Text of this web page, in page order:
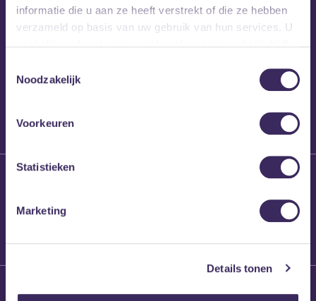
informatie die u aan ze heeft verstrekt of die ze hebben
verzameld op basis van uw gebruik van hun services. U
Noodzakelijk
Voorkeuren
Statistieken
Marketing
Details tonen
26 maart 2026
Willem’s Blog: High
Brennt Vanneste